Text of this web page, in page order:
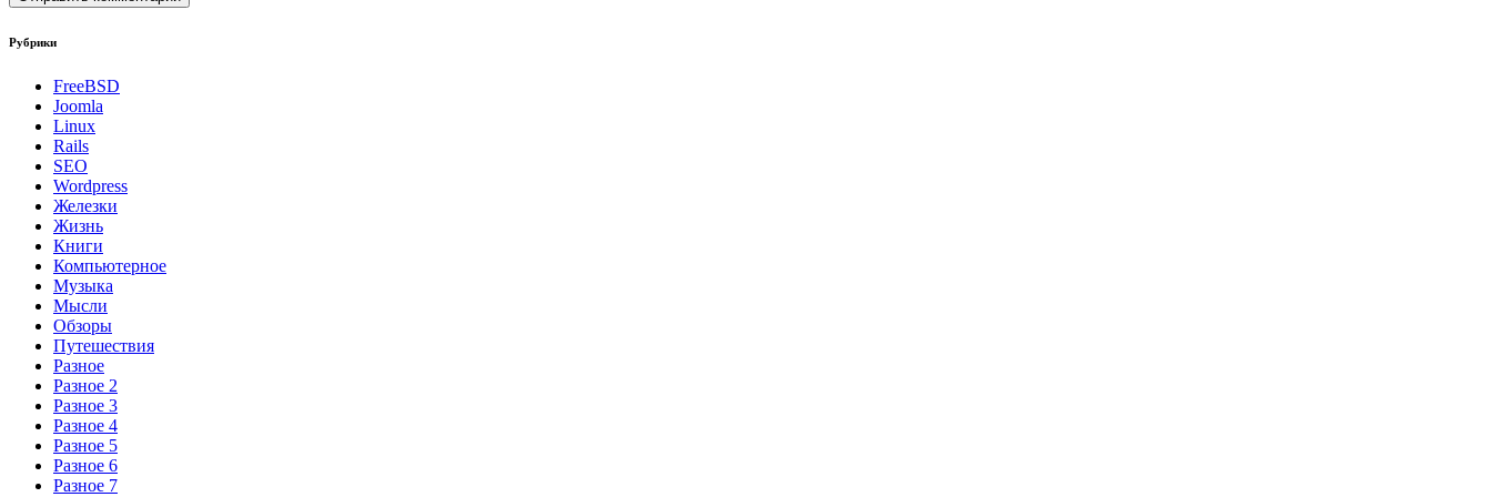
Рубрики
FreeBSD
Joomla
Linux
Rails
SEO
Wordpress
Железки
Жизнь
Книги
Компьютерное
Музыка
Мысли
Обзоры
Путешествия
Разное
Разное 2
Разное 3
Разное 4
Разное 5
Разное 6
Разное 7